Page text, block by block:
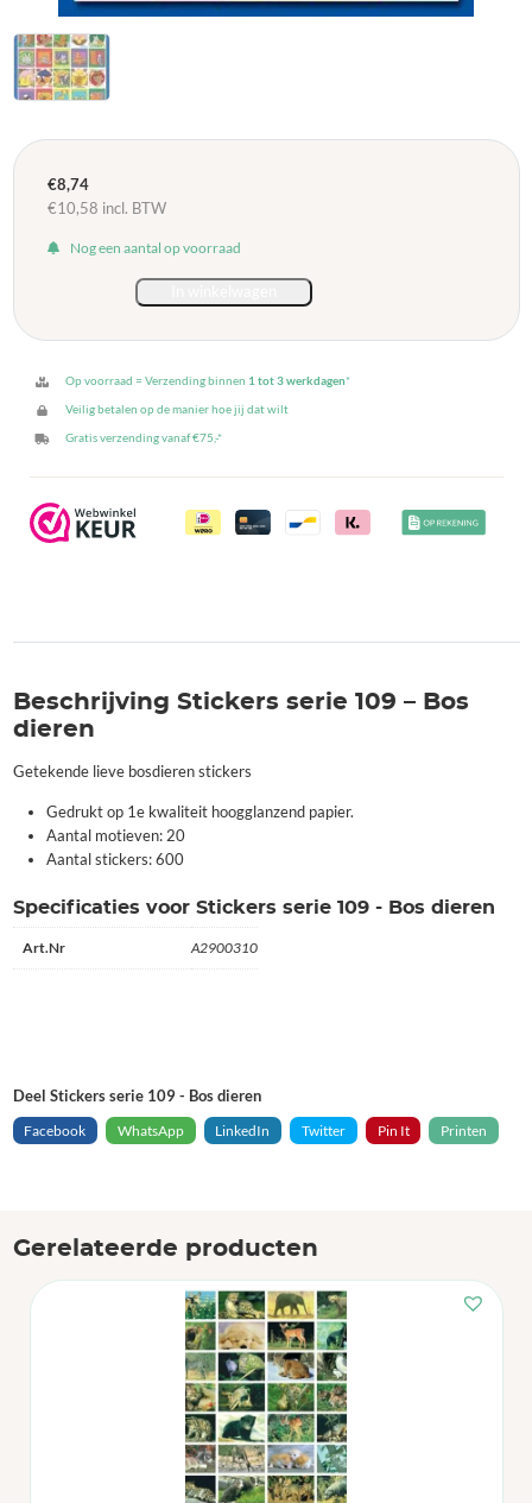
€8,74
€10,58 incl. BTW
Nog een aantal op voorraad
dieren
aantal
Op voorraad = Verzending binnen 1 tot 3 werkdagen*
Veilig betalen op de manier hoe jij dat wilt
Gratis verzending vanaf €75,-*
Beschrijving Stickers serie 109 – Bos
dieren
Getekende lieve bosdieren stickers
Gedrukt op 1e kwaliteit hoogglanzend papier.
Aantal motieven: 20
Aantal stickers: 600
Specificaties voor Stickers serie 109 - Bos dieren
Art.Nr A2900310
Deel Stickers serie 109 - Bos dieren
Facebook
WhatsApp LinkedIn Twitter Pin It Printen
Gerelateerde producten